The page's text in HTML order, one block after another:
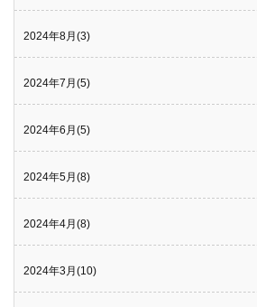
2024年8月(3)
2024年7月(5)
2024年6月(5)
2024年5月(8)
2024年4月(8)
2024年3月(10)